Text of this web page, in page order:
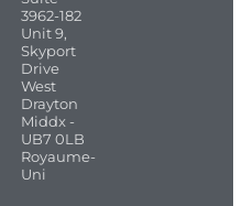
3962-182
Unit 9,
Skyport
Drive
West
Drayton
Middx -
UB7 0LB
Royaume-
Uni